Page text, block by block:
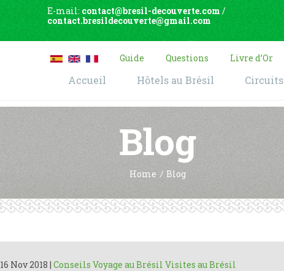
E-mail: contact@bresil-decouverte.com /
contact.bresildecouverte@gmail.com
Guide Questions Livre d’Or
Accueil Hôtels au Brésil Circuits
Blog
Home Blog
16 Nov 2018 | Conseils Voyage au Brésil Visites au Brésil